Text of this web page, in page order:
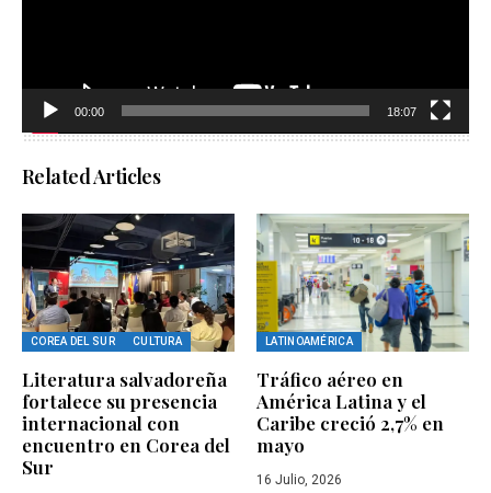
00:00 18:07
Related Articles
COREA DEL SUR CULTURA
Literatura salvadoreña
fortalece su presencia
internacional con
encuentro en Corea del
Sur
LATINOAMÉRICA
Tráfico aéreo en
América Latina y el
Caribe creció 2,7% en
mayo
16 Julio, 2026